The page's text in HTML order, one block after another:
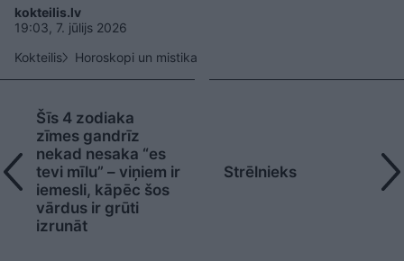
kokteilis.lv
19:03, 7. jūlijs 2026
Kokteilis
Horoskopi un mistika
Šīs 4 zodiaka
zīmes gandrīz
nekad nesaka “es
tevi mīlu” – viņiem ir
iemesli, kāpēc šos
vārdus ir grūti
izrunāt
Strēlnieks